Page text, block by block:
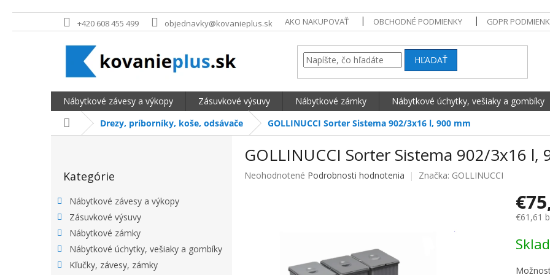
Prejsť na obsah +420 608 455 499 objednavky@kovanieplus.sk AKO NAKUPOVAŤ OBCHODNÉ PODMIENKY GDPR
HĽADAŤ
Nábytkové závesy a výkopy Zásuvkové výsuvy Nábytkové zámky Nábytkové úchytky, vešiaky a gombíky
DomovDrezy, príborníky, koše, odsávače GOLLINUCCI Sorter Sistema 902/3x16 l, 900 mm
BOČNÝ PANEL
Kategórie
Nábytkové závesy a výkopy
Zásuvkové výsuvy
Nábytkové zámky
Nábytkové úchytky, vešiaky a gombíky
Kľučky, závesy, zámky
GOLLINUCCI Sorter Sistema 902/3x16 l,
Priemerné hodnotenie produktu je 0,0 z 5 hviezdičiek.
Neohodnotené Podrobnosti hodnotenia Značka: GOLLINUCCI
€61,61